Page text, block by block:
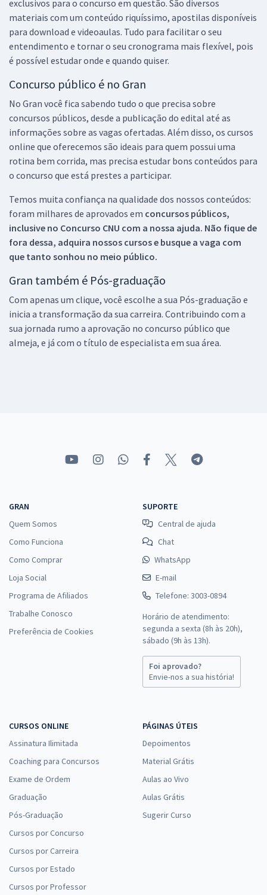
exclusivos para o concurso em questão. São diversos
materiais com um conteúdo riquíssimo, apostilas disponíveis
para download e videoaulas. Tudo para facilitar o seu
entendimento e tornar o seu cronograma mais flexível, pois
é possível estudar onde e quando quiser.
Concurso público é no Gran
No Gran você fica sabendo tudo o que precisa sobre
concursos públicos, desde a publicação do edital até as
informações sobre as vagas ofertadas. Além disso, os cursos
online que oferecemos são ideais para quem possui uma
rotina bem corrida, mas precisa estudar bons conteúdos para
o concurso que está prestes a participar.
Temos muita confiança na qualidade dos nossos conteúdos:
foram milhares de aprovados em concursos públicos,
inclusive no Concurso CNU com a nossa ajuda. Não fique de
fora dessa, adquira nossos cursos e busque a vaga com
que tanto sonhou no meio público.
Gran também é Pós-graduação
Com apenas um clique, você escolhe a sua Pós-graduação e
inicia a transformação da sua carreira. Contribuindo com a
sua jornada rumo a aprovação no concurso público que
almeja, e já com o título de especialista em sua área.
GRAN
Quem Somos
Como Funciona
Como Comprar
Loja Social
Programa de Afiliados
Trabalhe Conosco
Preferência de Cookies
SUPORTE
Central de ajuda
Chat
WhatsApp
E-mail
Telefone: 3003-0894
Horário de atendimento:
segunda a sexta (8h às 20h),
sábado (9h às 13h).
Foi aprovado?
Envie-nos a sua história!
CURSOS ONLINE
Assinatura Ilimitada
Coaching para Concursos
Exame de Ordem
Graduação
Pós-Graduação
Cursos por Concurso
Cursos por Carreira
Cursos por Estado
Cursos por Professor
PÁGINAS ÚTEIS
Depoimentos
Material Grátis
Aulas ao Vivo
Aulas Grátis
Sugerir Curso